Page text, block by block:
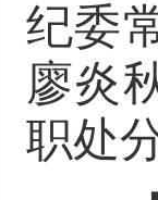
纪委
廖炎
职处